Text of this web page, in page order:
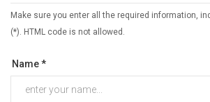
Make sure you enter all the required information,
(*). HTML code is not allowed.
Name *